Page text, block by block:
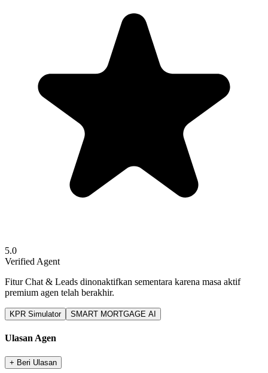
5.0
Verified Agent
Fitur Chat & Leads dinonaktifkan sementara karena masa aktif
premium agen telah berakhir.
KPR Simulator SMART MORTGAGE AI
Ulasan Agen
+ Beri Ulasan